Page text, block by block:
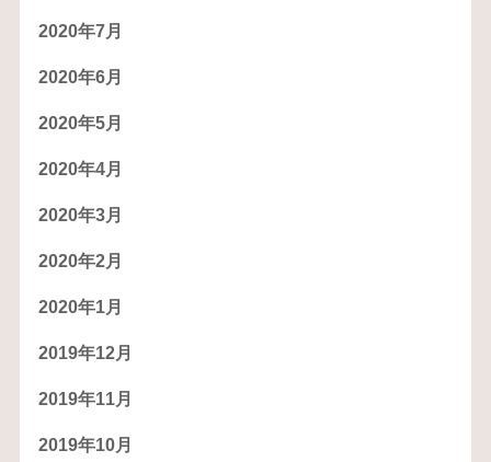
2020年7月
2020年6月
2020年5月
2020年4月
2020年3月
2020年2月
2020年1月
2019年12月
2019年11月
2019年10月